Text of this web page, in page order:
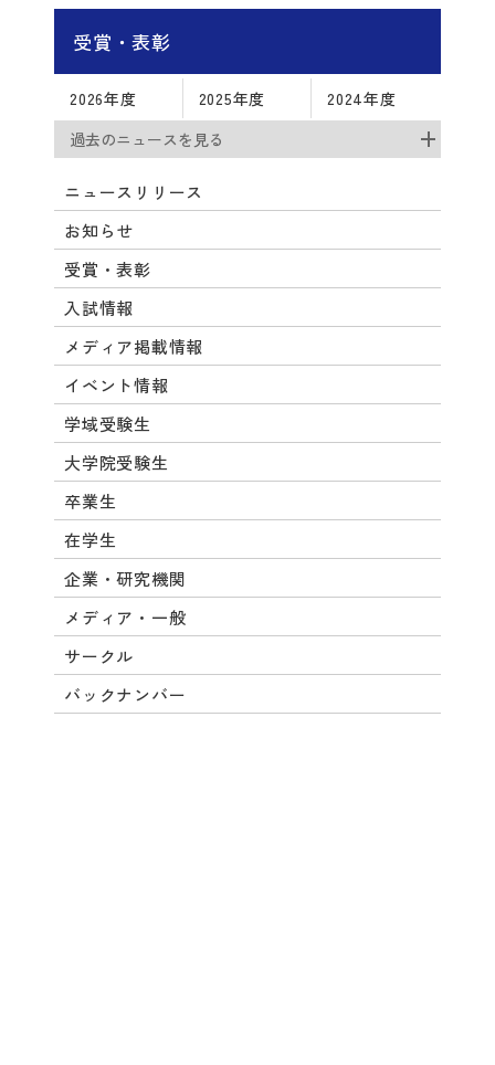
受賞・表彰
2026年度 2025年度
2024年度
過去のニュースを見る
ニュースリリース
お知らせ
受賞・表彰
入試情報
メディア掲載情報
イベント情報
学域受験生
大学院受験生
卒業生
在学生
企業・研究機関
メディア・一般
サークル
バックナンバー